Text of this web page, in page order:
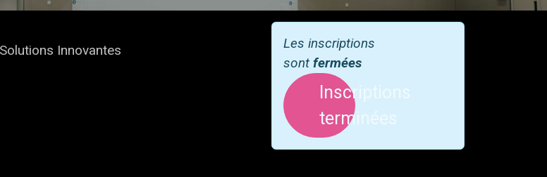
Innovantes
Les inscriptions
sont fermées
Inscriptions
terminées